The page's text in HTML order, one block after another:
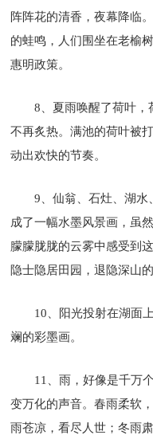
阵阵花的清香，夜幕降临
的蛙鸣，人们围坐在老榆
惠明政策。
8、夏雨唤醒了荷叶，
不再炙热。满池的荷叶被
动出欢快的节奏。
9、仙翁、石灶、湖水
成了一幅水墨风景画，虽
朦朦胧胧的云雾中感受到
隐士隐居田园，退隐深山的
10、阳光投射在湖面
斓的彩墨画。
11、雨，好像是千万
变万化的声音。春雨柔软
雨苍凉，看尽人世；冬雨